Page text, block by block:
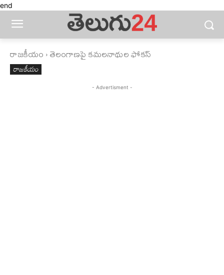
end
రాజకీయం తెలంగాణపై కమలనాథుల ఫోకస్
రాజకీయం
- Advertisment -